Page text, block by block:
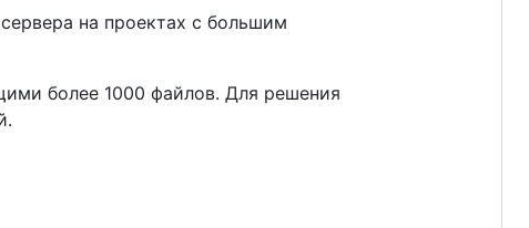
на проектах с большим
более 1000 файлов. Для решения